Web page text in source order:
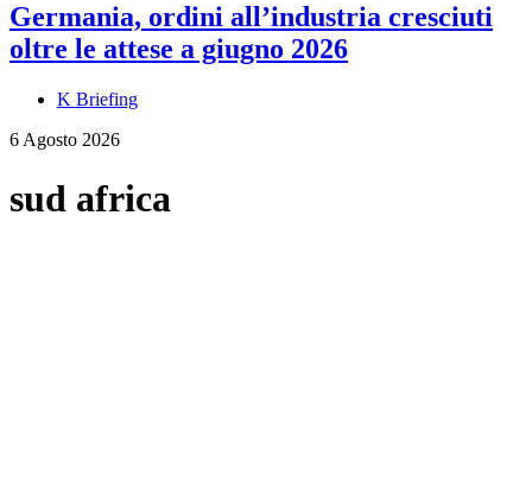
Germania, ordini all’industria cresciuti
oltre le attese a giugno 2026
K Briefing
6 Agosto 2026
sud africa